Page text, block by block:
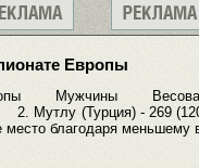
Европы
Мужчины Весовая
2. Мутлу (Турция) - 269
благодаря меньшему